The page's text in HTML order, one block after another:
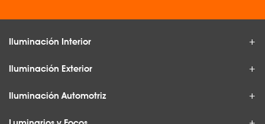
Iluminación Interior
Iluminación Exterior
Iluminación Automotriz